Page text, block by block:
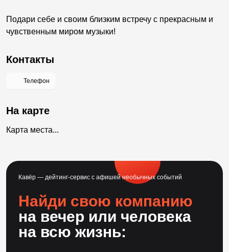
Подари себе и своим близким встречу с прекрасным и
чувственным миром музыки!
Контакты
Телефон
На карте
Карта места...
Кавёр — дейтинг-сервис с афишей необычных событий
Найди свою компанию
на вечер или человека
на всю жизнь: